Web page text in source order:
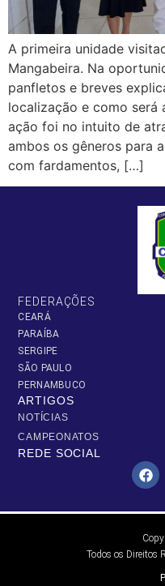
A primeira unidade
Mangabeira. Na
panfletos e breves
localização e como será
ação foi no intuito de
ambos os gêneros para
com fardamentos, […]
FEDERAÇÕES
CEARÁ
PARAÍBA
SERGIPE
SÃO PAULO
PERNAMBUCO
ARTIGOS
NOTÍCIAS
CAMPEONATOS
REDE SOCIAL
Todos os Direitos